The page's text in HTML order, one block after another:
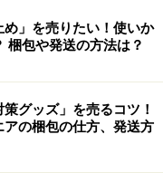
は絶対に必要
例外なく本人確認が
」を売りたい！使いか
梱包や発送の方法は？
グッズ」を売るコツ！
の梱包の仕方、発送方